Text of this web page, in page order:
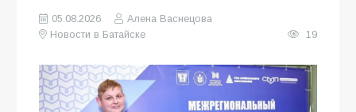
05.08.2026
Алена Васнецова
Новости в Батайске
19